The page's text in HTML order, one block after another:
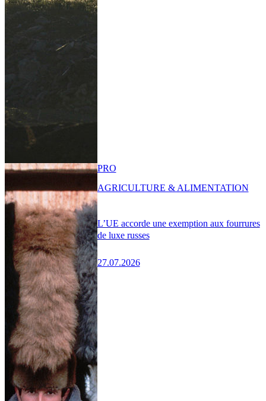
L’UE accorde une exemption aux fourrures
de luxe russes
27.07.2026
PRO
AGRICULTURE & ALIMENTATION